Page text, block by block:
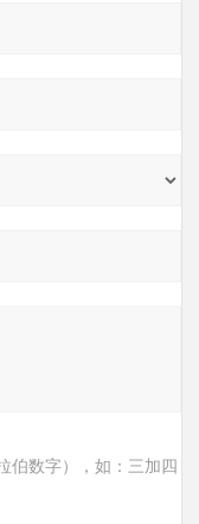
伯数字），如：三加四